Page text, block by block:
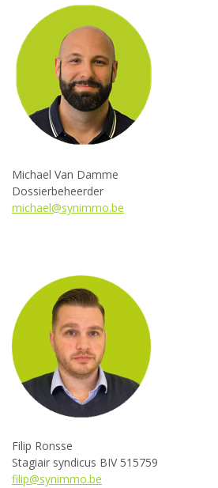
Michael Van Damme
michael@synimmo.be
Filip Ronsse
Stagiair syndicus BIV
filip@synimmo.be